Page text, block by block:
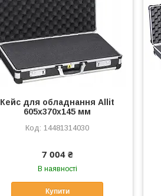
Кейс для обладнання Allit
605х370х145 мм
14481314030
7 004 ₴
В наявності
Купити